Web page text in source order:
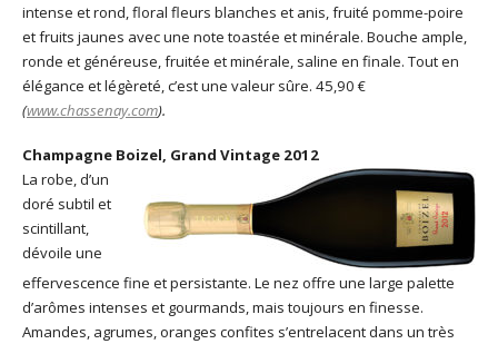
intense et rond, floral fleurs blanches et anis, fruité pomme-poire
et fruits jaunes avec une note toastée et minérale. Bouche ample,
ronde et généreuse, fruitée et minérale, saline en finale. Tout en
élégance et légèreté, c’est une valeur sûre. 45,90 €
(www.chassenay.com).
Champagne Boizel, Grand Vintage 2012
La robe, d’un
doré subtil et
scintillant,
dévoile une
effervescence fine et persistante. Le nez offre une large palette
d’arômes intenses et gourmands, mais toujours en finesse.
Amandes, agrumes, oranges confites s’entrelacent dans un très